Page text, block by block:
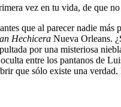
vez en tu vida, de que
que al parecer nadie
Hechicera Nueva Orleans.
por una misteriosa
entre los pantanos de
que sólo existe una